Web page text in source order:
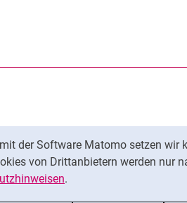
der Software Matomo setzen wir
von Drittanbietern werden nur
.